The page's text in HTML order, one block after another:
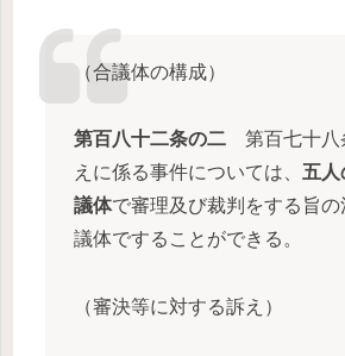
（合議体の構成）
第百八十二条の二第百七十八
えに係る事件については、 五人
議体で審理及び裁判をする旨
議体ですることができる。
（審決等に対する訴え）